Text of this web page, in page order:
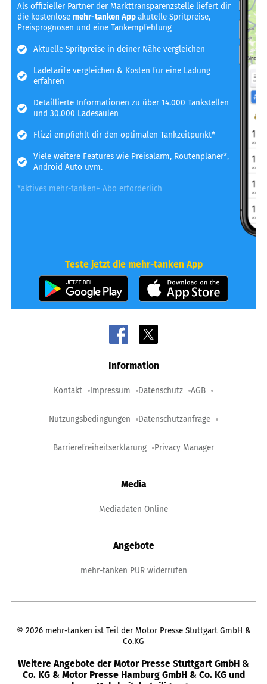
Als offizieller Partner der Markttransparenzstelle liefert dir
die kostenlosemehr-tanken Appakutelle Spritpreise,
Preisprognosen und eine Tankempfehlung
Aktuelle Spritpreise in deiner Nähe vergleichen
Ladetarife vergleichen & Kosten für eine Ladung
erfahren
Detaillierte Informationen zu über 14.000 Tankstellen
und 30.000 Ladesäulen
Flizzi empfiehlt dir den optimalen Tankzeitpunkt*
Viele weitere Features wie Preisalarm, Routenplaner*,
Android Auto uvm.
*aktives mehr-tanken+ Abo erforderlich
Teste jetzt die mehr-tanken App
Information
Kontakt Impressum Datenschutz AGB
Nutzungsbedingungen Datenschutzanfrage
Barrierefreiheitserklärung Privacy Manager
Media
Mediadaten Online
Angebote
mehr-tanken PUR widerrufen
© 2026 mehr-tanken ist Teil der Motor Presse Stuttgart GmbH &
Co.KG
Weitere Angebote der Motor Presse Stuttgart GmbH &
Co. KG & Motor Presse Hamburg GmbH & Co. KG und